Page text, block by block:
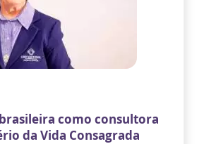
como consultora
da Vida Consagrada